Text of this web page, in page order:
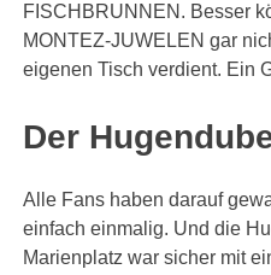
FISCHBRUNNEN. Besser
MONTEZ-JUWELEN gar
eigenen Tisch verdient. Ein
Der
Alle Fans haben darauf
einfach einmalig. Und die
Marienplatz war sicher mit